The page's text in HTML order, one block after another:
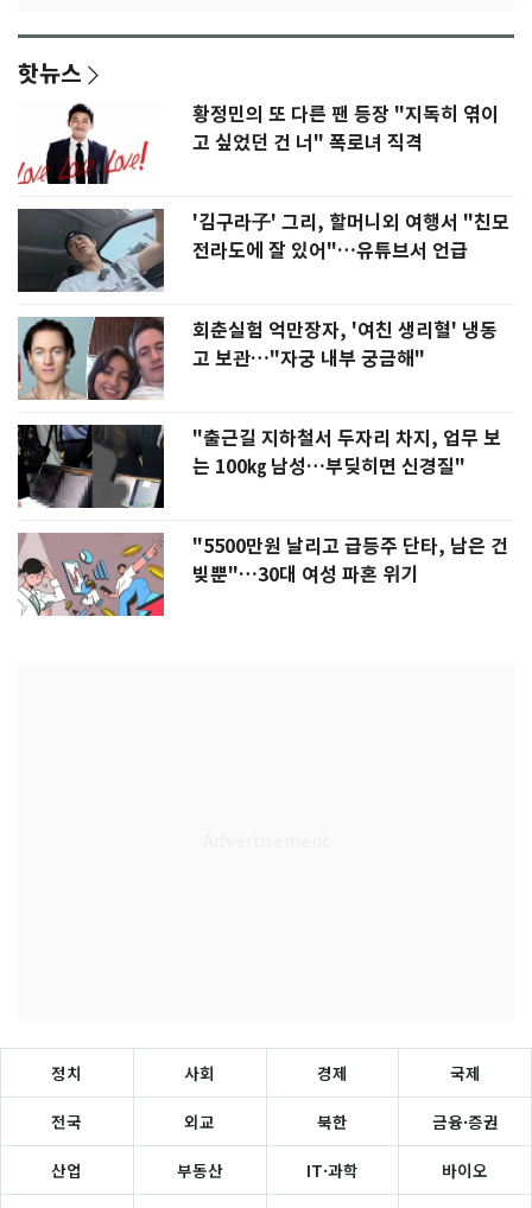
핫뉴스
황정민의 또 다른 팬 등장 "지독히 엮이
고 싶었던 건 너" 폭로녀 직격
'김구라子' 그리, 할머니외 여행서 "친모
전라도에 잘 있어"…유튜브서 언급
회춘실험 억만장자, '여친 생리혈' 냉동
고 보관…"자궁 내부 궁금해"
"출근길 지하철서 두자리 차지, 업무 보
는 100㎏ 남성…부딪히면 신경질"
"5500만원 날리고 급등주 단타, 남은 건
빚뿐"…30대 여성 파혼 위기
정치 사회 경제 국제
전국 외교 북한 금융·증권
산업 부동산 IT·과학 바이오